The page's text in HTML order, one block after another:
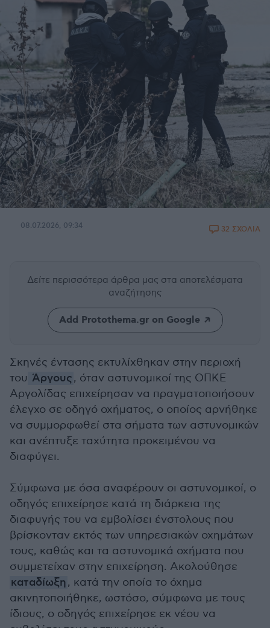
08.07.2026, 09:34 32 ΣΧΟΛΙΑ
Δείτε περισσότερα άρθρα μας στα αποτελέσματα
αναζήτησης
Add Protothema.gr on Google
Σκηνές έντασης εκτυλίχθηκαν στην περιοχή
του Άργους, όταν αστυνομικοί της ΟΠΚΕ
Αργολίδας επιχείρησαν να πραγματοποιήσουν
έλεγχο σε οδηγό οχήματος, ο οποίος αρνήθηκε
να συμμορφωθεί στα σήματα των αστυνομικών
και ανέπτυξε ταχύτητα προκειμένου να
διαφύγει.
Σύμφωνα με όσα αναφέρουν οι αστυνομικοί, ο
οδηγός επιχείρησε κατά τη διάρκεια της
διαφυγής του να εμβολίσει ένστολους που
βρίσκονταν εκτός των υπηρεσιακών οχημάτων
τους, καθώς και τα αστυνομικά οχήματα που
συμμετείχαν στην επιχείρηση. Ακολούθησε
καταδίωξη, κατά την οποία το όχημα
ακινητοποιήθηκε, ωστόσο, σύμφωνα με τους
ίδιους, ο οδηγός επιχείρησε εκ νέου να